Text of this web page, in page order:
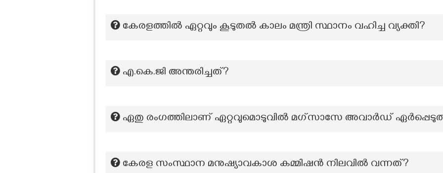
കേരളത്തില്‍ ഏറ്റവും കൂടുതല്‍ കാലം മന്ത്രി സ്ഥാനം വഹിച്ച വ്യക്തി?
എ.കെ.ജി അന്തരിച്ചത്?
ഏതു രംഗത്തിലാണ് ഏറ്റവുമൊടുവിൽ മഗ്‌സാസേ അവാർഡ്
കേരള സംസ്ഥാന മനുഷ്യാവകാശ കമ്മിഷൻ നിലവിൽ വന്നത്?